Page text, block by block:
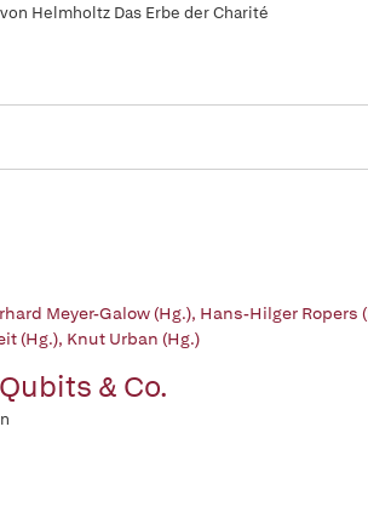
Helmholtz Das Erbe der Charité
Meyer-Galow (Hg.), Hans-Hilger Ropers
(Hg.), Knut Urban (Hg.)
& Co.